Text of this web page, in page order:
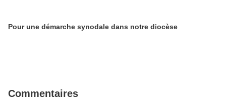
Pour une démarche synodale dans notre diocèse
Commentaires